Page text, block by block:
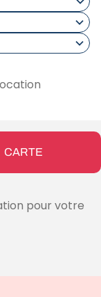
CARTE
pour votre